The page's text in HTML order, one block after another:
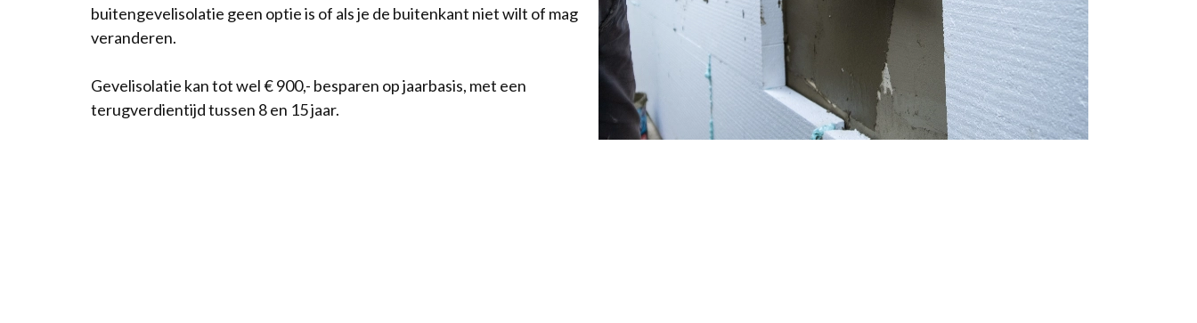
buitengevelisolatie geen optie is of als je de buitenkant niet wilt of mag
veranderen.
Gevelisolatie kan tot wel € 900,- besparen op jaarbasis, met een
terugverdientijd tussen 8 en 15 jaar.